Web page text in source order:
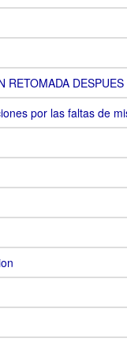
RETOMADA
por las faltas de